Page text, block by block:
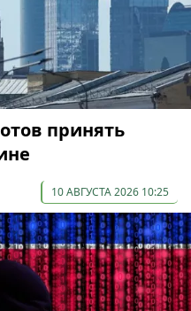
принять
10 АВГУСТА 2026 10:25